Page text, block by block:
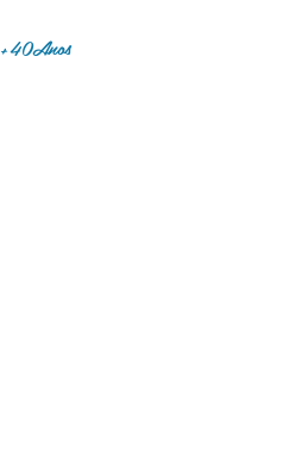
+40Anos